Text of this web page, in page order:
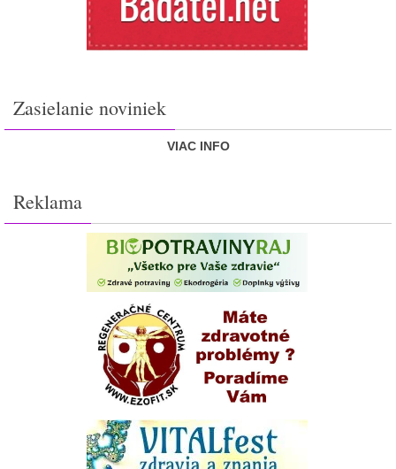
Zasielanie noviniek
VIAC INFO
Reklama